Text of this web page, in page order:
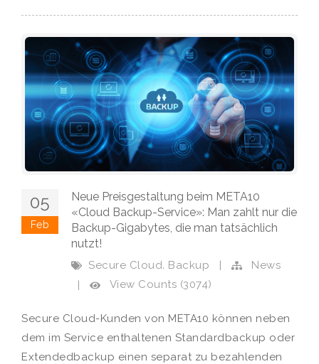
05
Feb
Neue Preisgestaltung beim META10
«Cloud Backup-Service»: Man zahlt nur die
Backup-Gigabytes, die man tatsächlich
nutzt!
Secure Cloud, Backup |
News
|
View Counts (3074)
Secure Cloud-Kunden von META10 können neben
dem im Service enthaltenen Standardbackup oder
Extendedbackup einen separat zu bezahlenden